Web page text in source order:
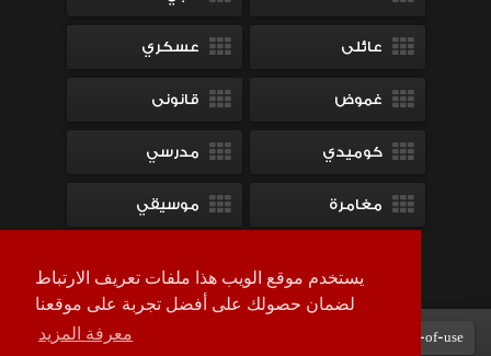
يستخدم موقع الويب هذا ملفات تعريف الارتباط
لضمان حصولك على أفضل تجربة على موقعنا
معرفة المزيد
عائلى عسكري
غموض قانونى
كوميدي مدرسي
مغامرة موسيقي
Terms-of-use سياسة الخصوصية